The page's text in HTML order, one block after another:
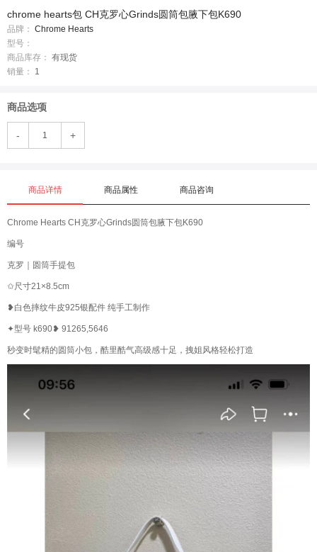
chrome hearts包 CH克罗心Grinds圆筒包腋下包K690
品牌： Chrome Hearts
型号：
商品库存： 有现货
销量：
1
商品选项
- +
商品详情 商品属性 商品咨询
Chrome Hearts CH克罗心Grinds圆筒包腋下包K690
编号
克罗｜圆筒手提包
✩尺寸21×8.5cm
❥白色摔纹牛皮925银配件 纯手工制作
✦型号 k690❥ 91265,5646
秒变时髦精的圆筒小包，酷里酷气高级感十足，拽姐风格轻松打造